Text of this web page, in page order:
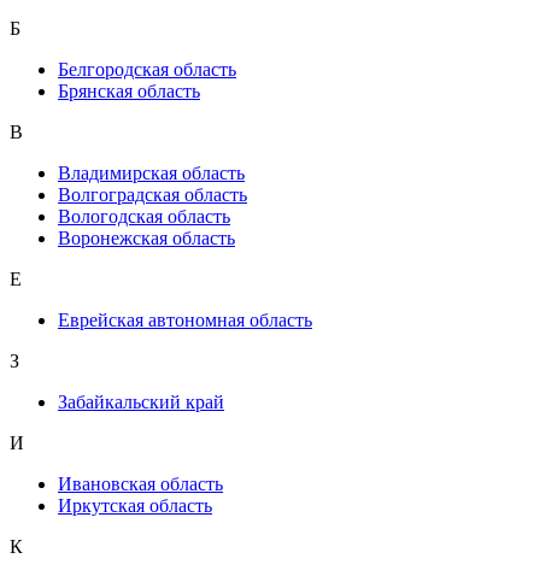
Б
Белгородская область
Брянская область
В
Владимирская область
Волгоградская область
Вологодская область
Воронежская область
Е
Еврейская автономная область
З
Забайкальский край
И
Ивановская область
Иркутская область
К